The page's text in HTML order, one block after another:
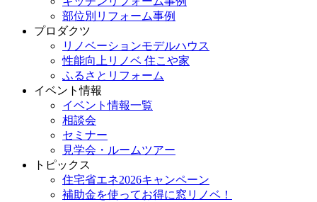
部位別リフォーム事例
プロダクツ
リノベーションモデルハウス
性能向上リノベ 住こや家
ふるさとリフォーム
イベント情報
イベント情報一覧
相談会
セミナー
見学会・ルームツアー
トピックス
住宅省エネ2026キャンペーン
補助金を使ってお得に窓リノベ！